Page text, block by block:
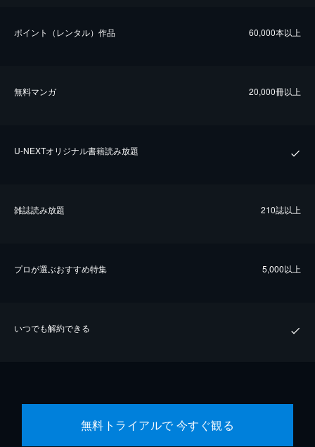
ポイント（レンタル）作品 60,000本以上
無料マンガ 20,000冊以上
U-NEXTオリジナル書籍読み放題
雑誌読み放題 210誌以上
プロが選ぶおすすめ特集 5,000以上
いつでも解約できる
無料トライアルで 今すぐ観る